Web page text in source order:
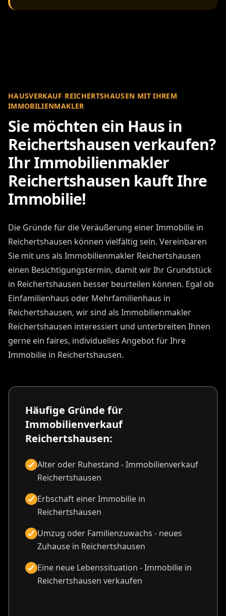
HAUSVERKAUF REICHERTSHAUSEN MIT IHREM
IMMOBILIENMAKLER
Sie möchten ein Haus in
Reichertshausen verkaufen?
Ihr Immobilienmakler
Reichertshausen kauft Ihre
Immobilie!
Die Gründe für die Veräußerung einer Immobilie in
Reichertshausen können vielfältig sein. Vereinbaren
Sie mit uns als Immobilienmakler Reichertshausen
einen Besichtigungstermin, damit wir Ihr Grundstück
in Reichertshausen besser beurteilen können. Egal ob
Einfamilienhaus oder Mehrfamilienhaus in
Reichertshausen, wir sind als Immobilienmakler
Reichertshausen interessiert und unterbreiten Ihnen
gerne ein faires, individuelles Angebot für Ihre
Immobilie in Reichertshausen.
Häufige Gründe für
Immobilienverkauf
Reichertshausen:
Alter oder Ruhestand - Immobilienverkauf
Reichertshausen
Erbschaft einer Immobilie in
Reichertshausen
Umzug oder Familienzuwachs - neues
Zuhause in Reichertshausen
Eine neue Lebenssituation - Immobilie in
Reichertshausen verkaufen